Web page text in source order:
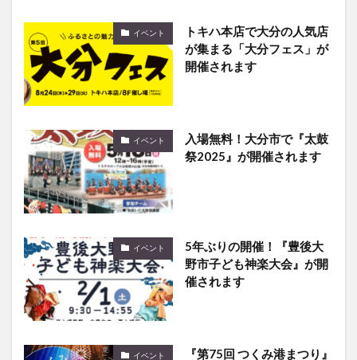
イベント
トキハ本店で大分の人気店
が集まる「大分フェス」が
開催されます
イベント
入場無料！大分市で『太鼓
祭2025』が開催されます
イベント
5年ぶりの開催！『豊後大
野市子ども神楽大会』が開
催されます
イベント
『第75回 つくみ港まつり』